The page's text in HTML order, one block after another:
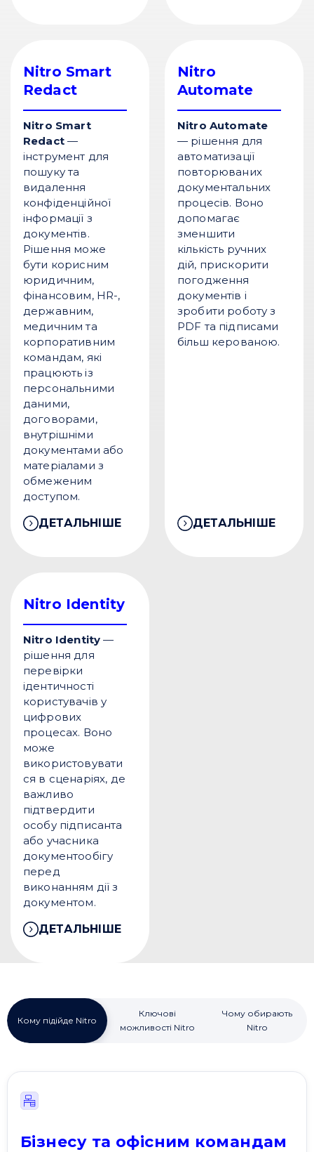
Nitro Smart
Redact
Nitro Smart
Redact—
інструмент для
пошуку та
видалення
конфіденційної
інформації з
документів.
Рішення може
бути корисним
юридичним,
фінансовим, HR-,
державним,
медичним та
корпоративним
командам, які
працюють із
персональними
даними,
договорами,
внутрішніми
документами або
матеріалами з
обмеженим
доступом.
ДЕТАЛЬНІШЕ
Nitro
Automate
Nitro Automate
— рішення для
автоматизації
повторюваних
документальних
процесів. Воно
допомагає
зменшити
кількість ручних
дій, прискорити
погодження
документів і
зробити роботу з
PDF та підписами
більш керованою.
ДЕТАЛЬНІШЕ
Nitro Identity
Nitro Identity —
рішення для
перевірки
ідентичності
користувачів у
цифрових
процесах. Воно
може
використовувати
ся в сценаріях, де
важливо
підтвердити
особу підписанта
або учасника
документообігу
перед
виконанням дії з
документом.
ДЕТАЛЬНІШЕ
Кому підійде Nitro
Ключові
можливості Nitro
Чому обирають
Nitro
Бізнесу та офісним командам